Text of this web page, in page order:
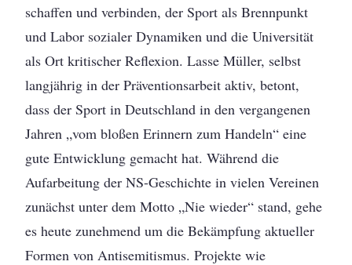
schaffen und verbinden, der Sport als Brennpunkt
und Labor sozialer Dynamiken und die Universität
als Ort kritischer Reflexion. Lasse Müller, selbst
langjährig in der Präventionsarbeit aktiv, betont,
dass der Sport in Deutschland in den vergangenen
Jahren „vom bloßen Erinnern zum Handeln“ eine
gute Entwicklung gemacht hat. Während die
Aufarbeitung der NS-Geschichte in vielen Vereinen
zunächst unter dem Motto „Nie wieder“ stand, gehe
es heute zunehmend um die Bekämpfung aktueller
Formen von Antisemitismus. Projekte wie